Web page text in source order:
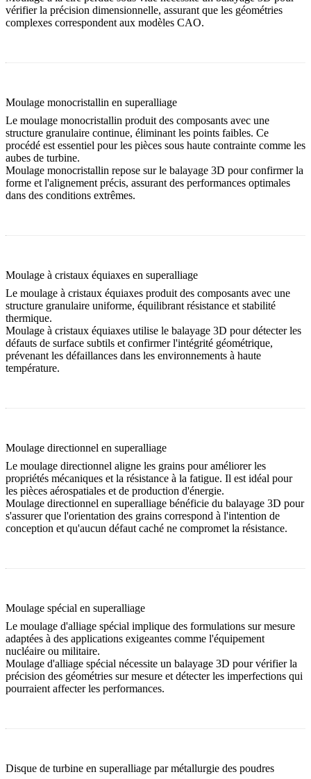
vérifier la précision dimensionnelle, assurant que les géométries
complexes correspondent aux modèles CAO.
Moulage monocristallin en superalliage
Le moulage monocristallin produit des composants avec une
structure granulaire continue, éliminant les points faibles. Ce
procédé est essentiel pour les pièces sous haute contrainte comme les
aubes de turbine.
Moulage monocristallin repose sur le balayage 3D pour confirmer la
forme et l'alignement précis, assurant des performances optimales
dans des conditions extrêmes.
Moulage à cristaux équiaxes en superalliage
Le moulage à cristaux équiaxes produit des composants avec une
structure granulaire uniforme, équilibrant résistance et stabilité
thermique.
Moulage à cristaux équiaxes utilise le balayage 3D pour détecter les
défauts de surface subtils et confirmer l'intégrité géométrique,
prévenant les défaillances dans les environnements à haute
température.
Moulage directionnel en superalliage
Le moulage directionnel aligne les grains pour améliorer les
propriétés mécaniques et la résistance à la fatigue. Il est idéal pour
les pièces aérospatiales et de production d'énergie.
Moulage directionnel en superalliage bénéficie du balayage 3D pour
s'assurer que l'orientation des grains correspond à l'intention de
conception et qu'aucun défaut caché ne compromet la résistance.
Moulage spécial en superalliage
Le moulage d'alliage spécial implique des formulations sur mesure
adaptées à des applications exigeantes comme l'équipement
nucléaire ou militaire.
Moulage d'alliage spécial nécessite un balayage 3D pour vérifier la
précision des géométries sur mesure et détecter les imperfections qui
pourraient affecter les performances.
Disque de turbine en superalliage par métallurgie des poudres